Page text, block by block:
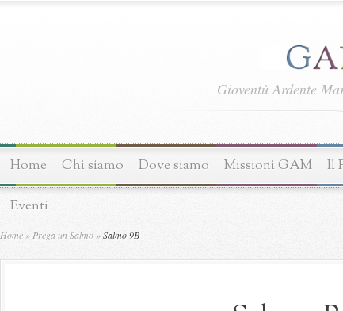
Gioventù Ardente
Home Chi siamo Dove siamo Missioni GAM Il
Eventi
Home » Prega un Salmo »Salmo 9B